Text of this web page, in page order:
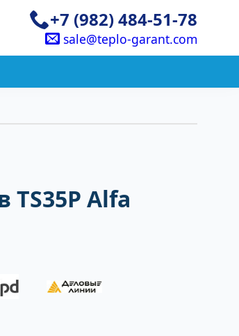
+7 (982) 484-51-78
sale@teplo-garant.com
Alfa